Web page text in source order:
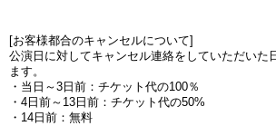
[お客様都合のキャンセルについて]
公演日に対してキャンセル連絡をしていただいた
ます。
・当日～3日前：チケット代の100％
・4日前～13日前：チケット代の50%
・14日前：無料